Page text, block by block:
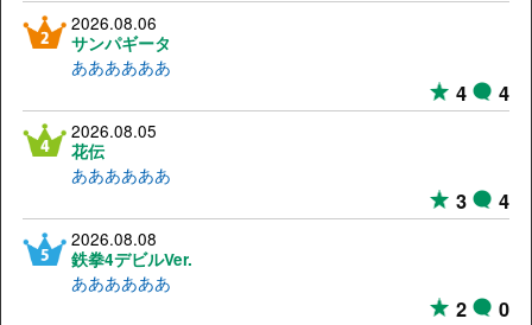
2026.08.06
サンパギータ
ああああああ
4 4
2026.08.05
花伝
ああああああ
3 4
2026.08.08
鉄拳4デビルVer.
ああああああ
2 0